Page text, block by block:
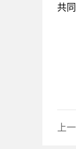
共
上